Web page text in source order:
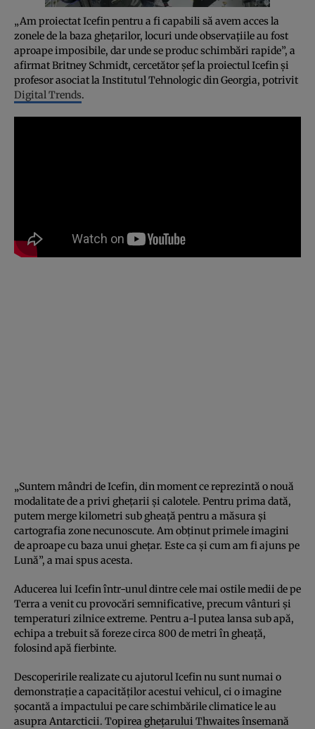
„Am proiectat Icefin pentru a fi capabili să avem acces la
zonele de la baza gheţarilor, locuri unde observaţiile au fost
aproape imposibile, dar unde se produc schimbări rapide”, a
afirmat Britney Schmidt, cercetător şef la proiectul Icefin şi
profesor asociat la Institutul Tehnologic din Georgia, potrivit
Digital Trends.
„Suntem mândri de Icefin, din moment ce reprezintă o nouă
modalitate de a privi gheţarii şi calotele. Pentru prima dată,
putem merge kilometri sub gheaţă pentru a măsura şi
cartografia zone necunoscute. Am obţinut primele imagini
de aproape cu baza unui gheţar. Este ca şi cum am fi ajuns pe
Lună”, a mai spus acesta.
Aducerea lui Icefin într-unul dintre cele mai ostile medii de pe
Terra a venit cu provocări semnificative, precum vânturi şi
temperaturi zilnice extreme. Pentru a-l putea lansa sub apă,
echipa a trebuit să foreze circa 800 de metri în gheaţă,
folosind apă fierbinte.
Descoperirile realizate cu ajutorul Icefin nu sunt numai o
demonstraţie a capacităţilor acestui vehicul, ci o imagine
şocantă a impactului pe care schimbările climatice le au
asupra Antarcticii. Topirea gheţarului Thwaites însemană